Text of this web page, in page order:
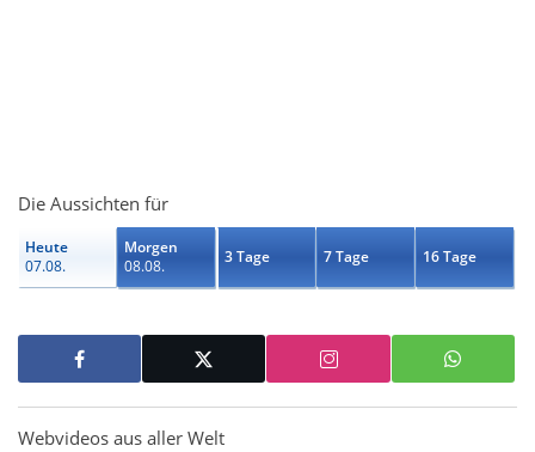
Die Aussichten für
Heute
07.08.
Morgen
08.08.
3 Tage 7 Tage 16 Tage
Webvideos aus aller Welt